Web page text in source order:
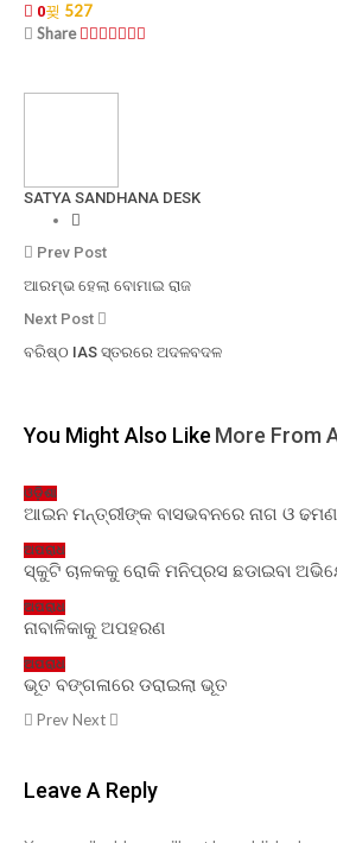
0
527
Share
SATYA SANDHANA DESK
Prev Post
ଆରମ୍ଭ ହେଲା ବୋମାଇ ରାଜ
Next Post
ବରିଷ୍ଠ IAS ସ୍ତରରେ ଅଦଳବଦଳ
You Might Also Like More From
ଓଡ଼ିଶା
ଆଇନ ମନ୍ତ୍ରୀଙ୍କ ବାସଭବନରେ ନାଗ ଓ
ଅପରାଧ
ସ୍କୁଟି ଚାଳକକୁ ରୋକି ମନିପ୍ରସ ଛଡାଇବା
ଅପରାଧ
ନାବାଳିକାକୁ ଅପହରଣ
ଅପରାଧ
ଭୂତ ବଙ୍ଗଳାରେ ଡରାଇଲା ଭୂତ
PrevNext
Leave A Reply